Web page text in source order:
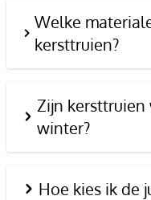
Welke
kersttruien?
Zijn
winter?
Hoe kies ik de